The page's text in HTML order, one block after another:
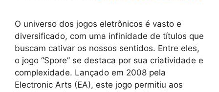
O universo dos jogos eletrônicos é vasto e
diversificado, com uma infinidade de títulos que
buscam cativar os nossos sentidos. Entre eles,
o jogo “Spore” se destaca por sua criatividade e
complexidade. Lançado em 2008 pela
Electronic Arts (EA), este jogo permitiu aos